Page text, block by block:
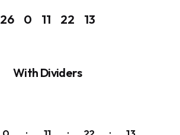
26 0 11 22 12
With Dividers